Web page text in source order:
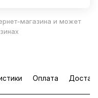
магазина и может
Оплата